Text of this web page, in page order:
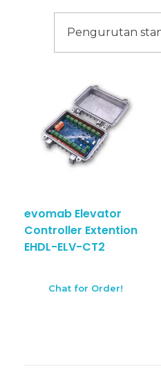
evomab Elevator
Controller Extention
EHDL-ELV-CT2
Chat for Order!